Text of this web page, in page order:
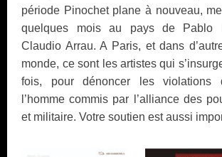
période Pinochet plane à nouveau,
quelques mois au pays de Pablo
Claudio Arrau.A Paris, et dans
monde, ce sont les artistes qui
fois, pour dénoncer les violations
l’homme commis par l’alliance des
et militaire. Votre soutien est aussi